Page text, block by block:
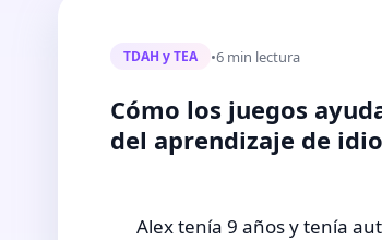
TDAH y TEA •6 min lectura
Cómo los juegos
del aprendizaje de
Alex tenía 9 años y tenía